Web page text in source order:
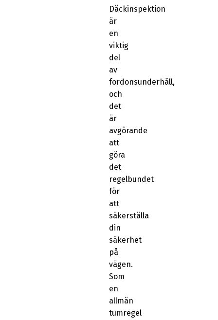
Däckinspektion
är
en
viktig
del
av
fordonsunderhåll,
och
det
är
avgörande
att
göra
det
regelbundet
för
att
säkerställa
din
säkerhet
på
vägen.
Som
en
allmän
tumregel